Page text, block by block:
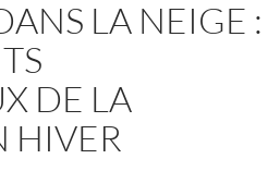
LA NEIGE :
DE LA
HIVER